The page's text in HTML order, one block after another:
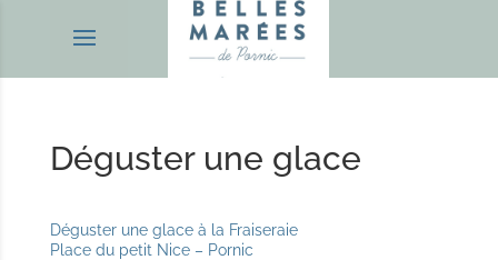
Déguster une glace
Déguster une glace à la Fraiseraie
Place du petit Nice – Pornic